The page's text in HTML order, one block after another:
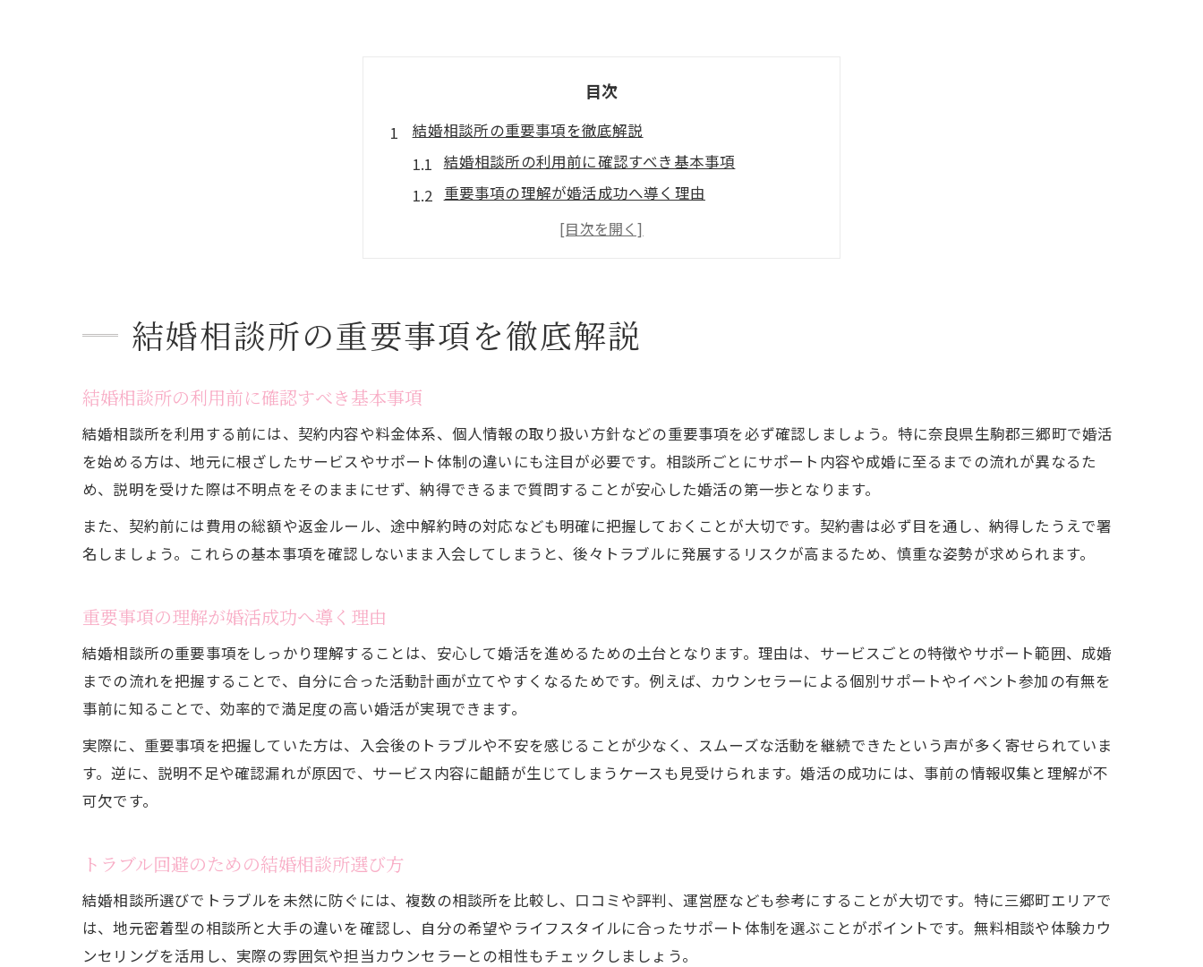
目次
結婚相談所の重要事項を徹底解説
結婚相談所の利用前に確認すべき基本事項
重要事項の理解が婚活成功へ導く理由
トラブル回避のための結婚相談所選び方
三郷町で婚活を始める前の心得
結婚相談所利用時の三郷町独自のポイント
三郷町の婚活イベント活用法と注意点
結婚相談所で不安を減らす事前準備のコツ
結婚相談所で安心して婚活するための基本
トラブル防止に役立つ結婚相談所の注意事項
三郷町で活動時の結婚相談所選びの注意点
サポート体制が充実した結婚相談所選び
結婚相談所のカウンセラーサポートを活用する方法
安心感を重視した結婚相談所の選び方
結婚相談所で成功するための婚活計画法
婚活の失敗を回避するための心構え
結婚相談所の重要事項を徹底解説
結婚相談所の利用前に確認すべき基本事項
結婚相談所を利用する前には、契約内容や料金体系、個人情報の取り扱い方針などの重要事項を必ず確認しましょう。特に奈良県生駒郡三郷町で婚活
を始める方は、地元に根ざしたサービスやサポート体制の違いにも注目が必要です。相談所ごとにサポート内容や成婚に至るまでの流れが異なるた
め、説明を受けた際は不明点をそのままにせず、納得できるまで質問することが安心した婚活の第一歩となります。
また、契約前には費用の総額や返金ルール、途中解約時の対応なども明確に把握しておくことが大切です。契約書は必ず目を通し、納得したうえで署
名しましょう。これらの基本事項を確認しないまま入会してしまうと、後々トラブルに発展するリスクが高まるため、慎重な姿勢が求められます。
重要事項の理解が婚活成功へ導く理由
結婚相談所の重要事項をしっかり理解することは、安心して婚活を進めるための土台となります。理由は、サービスごとの特徴やサポート範囲、成婚
までの流れを把握することで、自分に合った活動計画が立てやすくなるためです。例えば、カウンセラーによる個別サポートやイベント参加の有無を
事前に知ることで、効率的で満足度の高い婚活が実現できます。
実際に、重要事項を把握していた方は、入会後のトラブルや不安を感じることが少なく、スムーズな活動を継続できたという声が多く寄せられていま
す。逆に、説明不足や確認漏れが原因で、サービス内容に齟齬が生じてしまうケースも見受けられます。婚活の成功には、事前の情報収集と理解が不
可欠です。
トラブル回避のための結婚相談所選び方
結婚相談所選びでトラブルを未然に防ぐには、複数の相談所を比較し、口コミや評判、運営歴なども参考にすることが大切です。特に三郷町エリアで
は、地元密着型の相談所と大手の違いを確認し、自分の希望やライフスタイルに合ったサポート体制を選ぶことがポイントです。無料相談や体験カウ
ンセリングを活用し、実際の雰囲気や担当カウンセラーとの相性もチェックしましょう。